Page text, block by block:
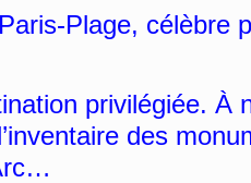
Plage, célèbre
privilégiée. À
des